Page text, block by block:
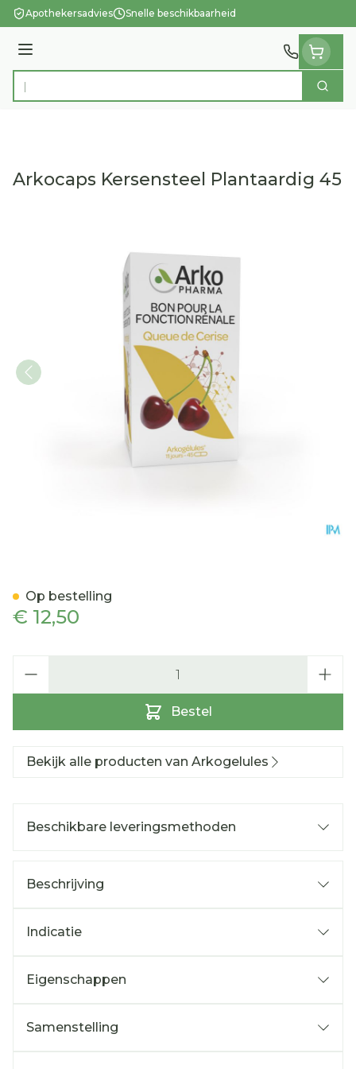
Ga naar de inhoud
Apothekersadvies Snelle beschikbaarheid
Menu
Product, merk, categorie... Zoek
Arkocaps Kersensteel Plantaardig 45
€ 12,50
Bestel
Op bestelling
Bekijk alle producten van Arkogelules
Beschikbare leveringsmethoden
Beschrijving
Indicatie
Eigenschappen
Samenstelling